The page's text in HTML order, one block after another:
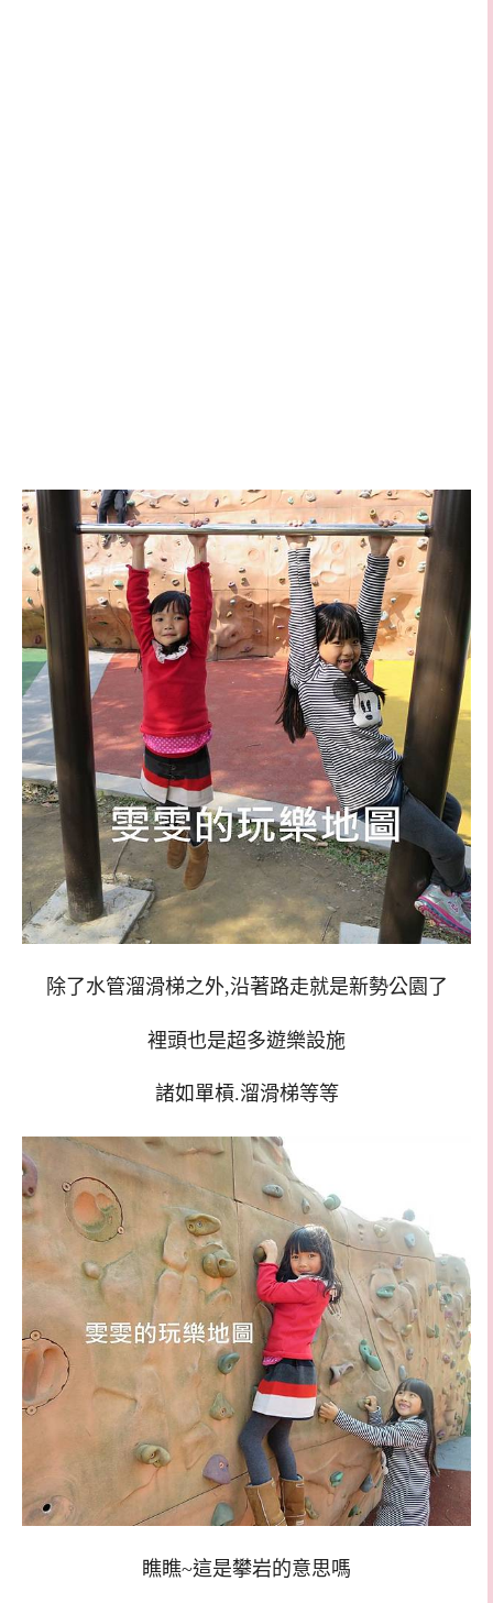
除了水管溜滑梯之外,沿著路走就是新勢公園了
裡頭也是超多遊樂設施
諸如單槓.溜滑梯等等
瞧瞧~這是攀岩的意思嗎